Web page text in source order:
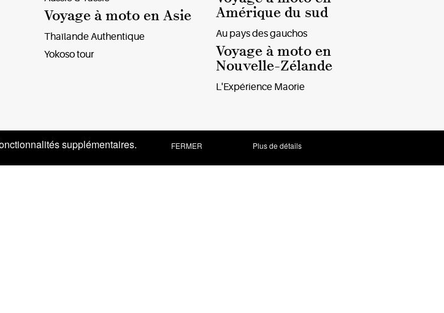
Voyage à moto en Asie
Thaïlande Authentique
Yokoso tour
Amérique du sud
Au pays des gauchos
Voyage à moto en
Nouvelle-Zélande
L'Expérience Maorie
supplémentaires. FERMER Plus de détails